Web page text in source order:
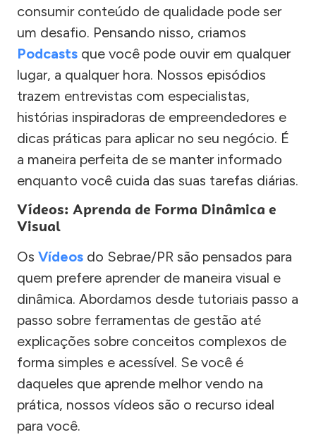
consumir conteúdo de qualidade pode ser
um desafio. Pensando nisso, criamos
Podcasts que você pode ouvir em qualquer
lugar, a qualquer hora. Nossos episódios
trazem entrevistas com especialistas,
histórias inspiradoras de empreendedores e
dicas práticas para aplicar no seu negócio. É
a maneira perfeita de se manter informado
enquanto você cuida das suas tarefas diárias.
Vídeos: Aprenda de Forma Dinâmica e
Visual
Os Vídeos do Sebrae/PR são pensados para
quem prefere aprender de maneira visual e
dinâmica. Abordamos desde tutoriais passo a
passo sobre ferramentas de gestão até
explicações sobre conceitos complexos de
forma simples e acessível. Se você é
daqueles que aprende melhor vendo na
prática, nossos vídeos são o recurso ideal
para você.